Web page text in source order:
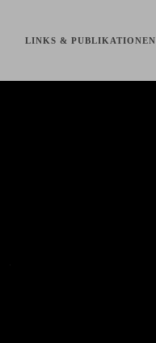
LINKS & PUBLIKATIONEN